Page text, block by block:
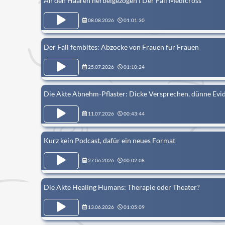
08.08.2026 01:01:30
Der Fall fembites: Abzocke von Frauen für Frauen
25.07.2026 01:10:24
Die Akte Abnehm-Pflaster: Dicke Versprechen, dünne
11.07.2026 00:43:44
Kurz kein Podcast, dafür ein neues Format
27.06.2026 00:02:08
Die Akte Healing Humans: Therapie oder Theater?
13.06.2026 01:05:09